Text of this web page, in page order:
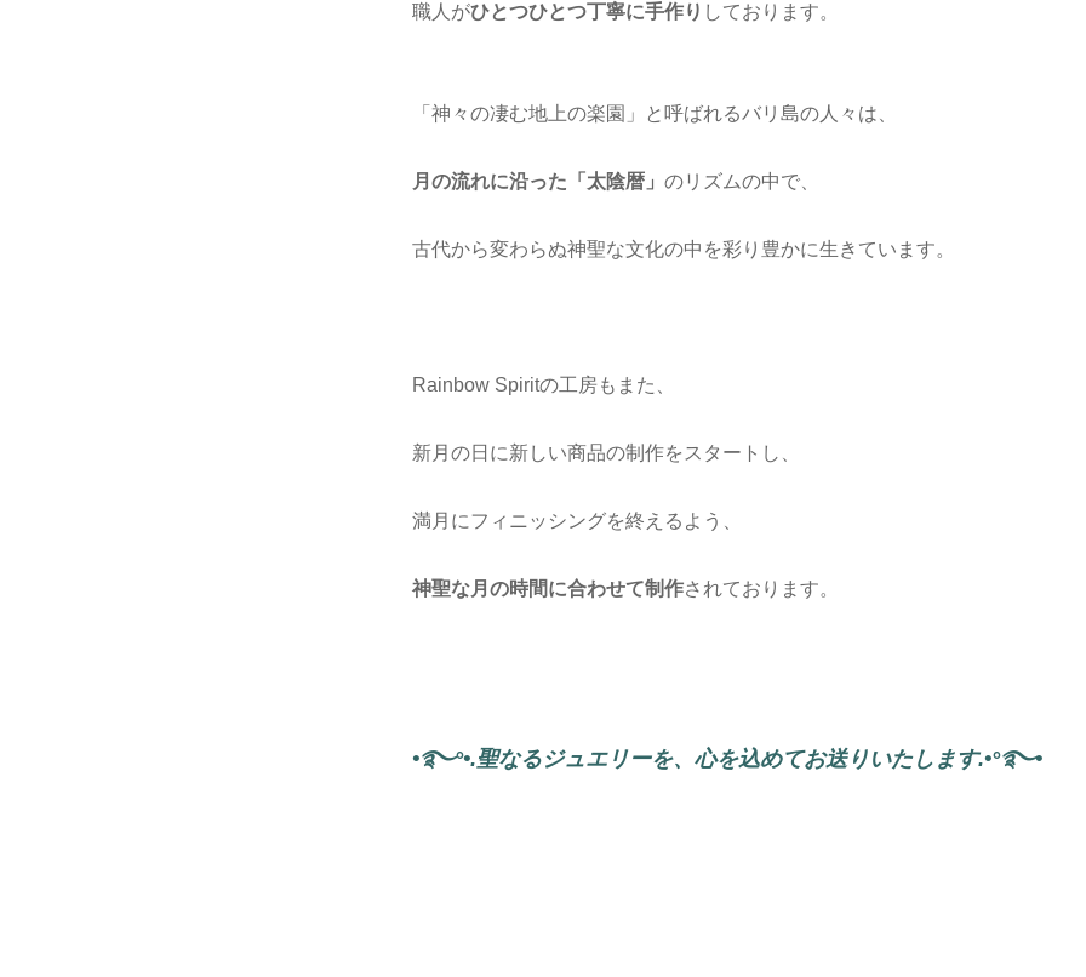
職人がひとつひとつ丁寧に手作り しております。
「神々の凄む地上の楽園」と呼ばれるバリ島の人々は、
月の流れに沿った「太陰暦」 のリズムの中で、
古代から変わらぬ神聖な文化の中を彩り豊かに生きています。
Rainbow Spiritの工房もまた、
新月の日に新しい商品の制作をスタートし、
満月にフィニッシングを終えるよう、
神聖な月の時間に合わせて制作されております。
•࿐°•.聖なるジュエリーを、心を込めてお送りいたします.•°࿐•